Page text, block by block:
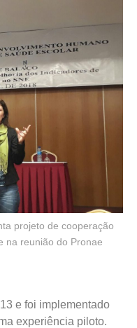
projeto de cooperação
na reunião do Pronae
e foi implementado
experiência piloto.